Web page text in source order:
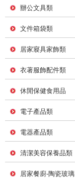
辦公文具類
文件箱袋類
居家寢具家飾類
衣著服飾配件類
休閒保健食用品
電子產品類
電器產品類
清潔美容保養品類
居家餐廚-陶瓷玻璃